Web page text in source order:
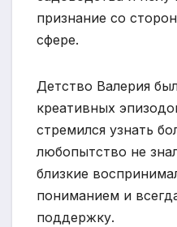
признание со
сфере.
Детство Валерия
креативных
стремился узнать
любопытство не
близкие
пониманием и
поддержку.